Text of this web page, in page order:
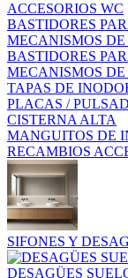
ACCESORIOS WC
BASTIDORES
MECANISMOS
BASTIDORES
MECANISMOS
TAPAS DE
PLACAS /
CISTERNA ALTA
MANGUITOS DE
RECAMBIOS
SIFONES Y
DESAGÜES